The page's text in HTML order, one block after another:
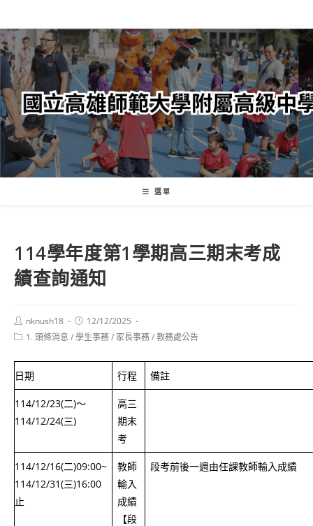
轉
至
主
內
容
選單
114學年度第1學期高三期末考成
績查詢通知
Post
author:
nknush18
Post
published:
12/12/2025
Post1. 頭條消息 /學生事務/ 家長事務/教務處公告
日期 行程 備註
114/12/23(二)～
114/12/24(三)
高三
期末
考
114/12/16(二)09:00~
114/12/31(三)16:00
止
教師
輸入
成績
【段
段考前後一週由任課教師輸入成績